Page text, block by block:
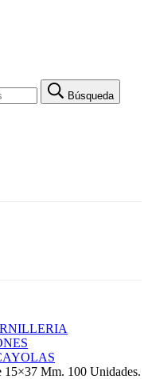
Búsqueda
15×37 Mm. 100 Unidades.